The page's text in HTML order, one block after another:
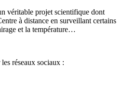
véritable projet scientifique dont
à distance en surveillant certains
et la température…
réseaux sociaux :